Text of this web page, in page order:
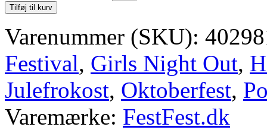
Tilføj til kurv
Varenummer (SKU):
Festival, Girls Night Out,
Julefrokost, Oktoberfest,
Varemærke: FestFest.dk